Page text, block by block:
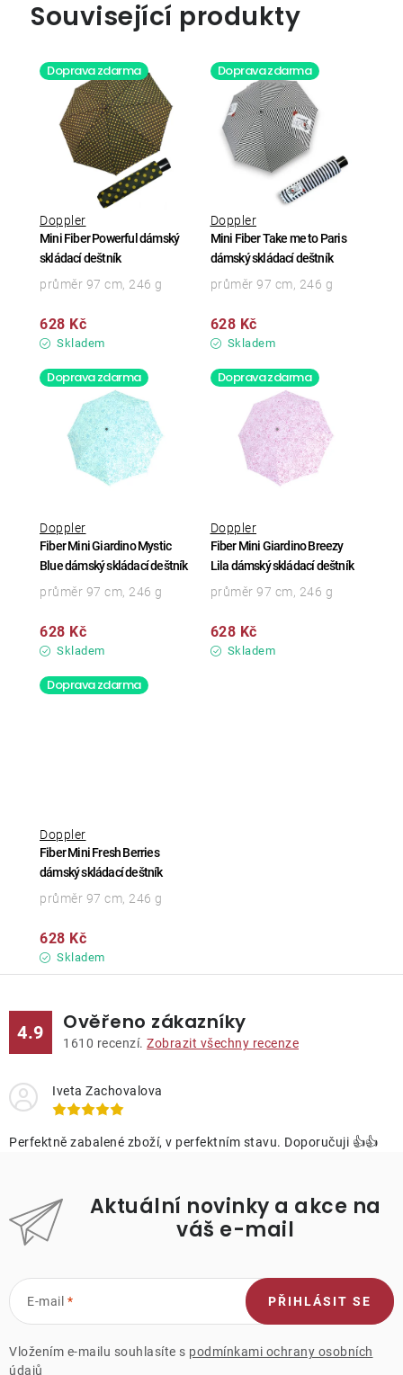
Související produkty
Doprava zdarma
Mini Fiber Powerful dámský
skládací deštník
Doppler
Skladem
628 Kč
průměr 97 cm, 246 g
Doprava zdarma
Mini Fiber Take me to Paris
dámský skládací deštník
Doppler
Skladem
628 Kč
průměr 97 cm, 246 g
Doprava zdarma
Fiber Mini Giardino Mystic
Blue dámský skládací deštník
Doppler
Skladem
628 Kč
průměr 97 cm, 246 g
Doprava zdarma
Fiber Mini Giardino Breezy
Lila dámský skládací deštník
Doppler
Skladem
628 Kč
průměr 97 cm, 246 g
Doprava zdarma
Fiber Mini Fresh Berries
dámský skládací deštník
Doppler
Skladem
628 Kč
průměr 97 cm, 246 g
4.9 Ověřeno zákazníky
1610 recenzí. Zobrazit všechny recenze
Iveta Zachovalova
Perfektně zabalené zboží, v perfektním stavu. Doporučuji 👍👍
Aktuální novinky a akce na
váš e-mail
E-mail
Vložením e-mailu souhlasíte s podmínkami ochrany osobních
údajů
PŘIHLÁSIT SE